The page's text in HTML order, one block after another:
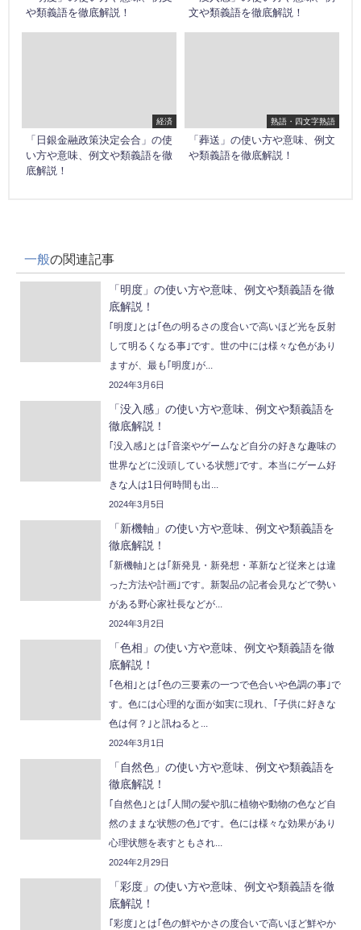
や類義語を徹底解説！
文や類義語を徹底解説！
経済
「日銀金融政策決定会合」の使
い方や意味、例文や類義語を徹
底解説！
熟語・四文字熟語
「葬送」の使い方や意味、例文
や類義語を徹底解説！
一般の関連記事
「明度」の使い方や意味、例文や類義語を徹
底解説！
｢明度｣とは｢色の明るさの度合いで高いほど光を反射
して明るくなる事｣です。世の中には様々な色があり
ますが、最も｢明度｣が...
2024年3月6日
「没入感」の使い方や意味、例文や類義語を
徹底解説！
｢没入感｣とは｢音楽やゲームなど自分の好きな趣味の
世界などに没頭している状態｣です。本当にゲーム好
きな人は1日何時間も出...
2024年3月5日
「新機軸」の使い方や意味、例文や類義語を
徹底解説！
｢新機軸｣とは｢新発見・新発想・革新など従来とは違
った方法や計画｣です。新製品の記者会見などで勢い
がある野心家社長などが...
2024年3月2日
「色相」の使い方や意味、例文や類義語を徹
底解説！
｢色相｣とは｢色の三要素の一つで色合いや色調の事｣で
す。色には心理的な面が如実に現れ、｢子供に好きな
色は何？｣と訊ねると...
2024年3月1日
「自然色」の使い方や意味、例文や類義語を
徹底解説！
｢自然色｣とは｢人間の髪や肌に植物や動物の色など自
然のままな状態の色｣です。色には様々な効果があり
心理状態を表すともされ...
2024年2月29日
「彩度」の使い方や意味、例文や類義語を徹
底解説！
｢彩度｣とは｢色の鮮やかさの度合いで高いほど鮮やか